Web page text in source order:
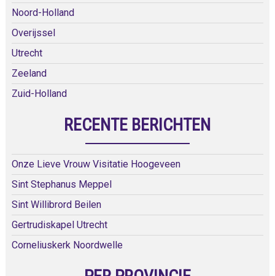
Noord-Holland
Overijssel
Utrecht
Zeeland
Zuid-Holland
RECENTE BERICHTEN
Onze Lieve Vrouw Visitatie Hoogeveen
Sint Stephanus Meppel
Sint Willibrord Beilen
Gertrudiskapel Utrecht
Corneliuskerk Noordwelle